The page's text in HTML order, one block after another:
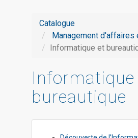
Catalogue
Management d'affaires
Informatique et
Informatique
bureautique